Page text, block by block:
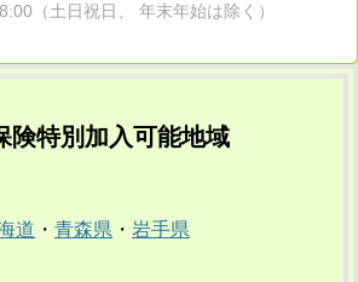
（土日祝日、 年末年始は除く）
険特別加入可能地域
道 ・ 青森県 ・ 岩手県